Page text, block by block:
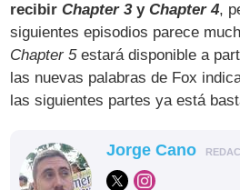
recibirChapter 3yChapter 4,
siguientes episodios parece
Chapter 5estará disponible a
las nuevas palabras de Fox
las siguientes partes ya está
Jorge Cano